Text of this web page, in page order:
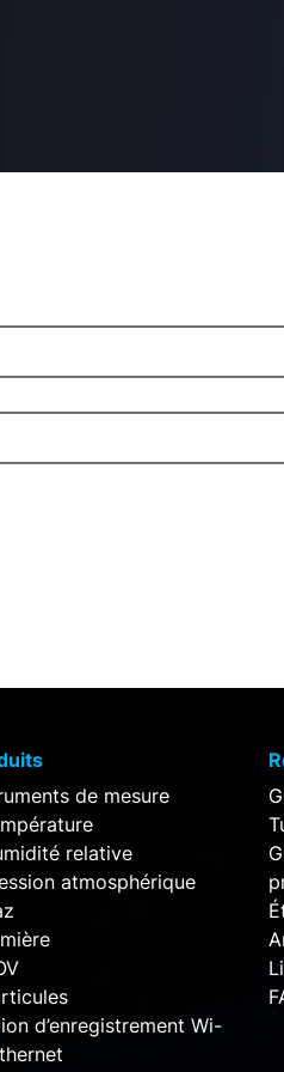
de mesure
relative
atmosphérique
d’enregistrement Wi-